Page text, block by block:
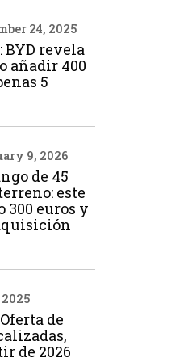
24, 2025
revela
añadir 400
5
9, 2026
de 45
este
300 euros y
de
de 2026